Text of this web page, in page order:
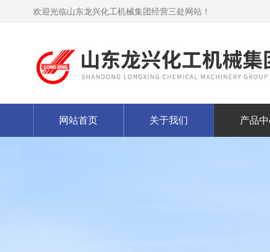
欢迎光临山东龙兴化工机械集团经营三处网站！
网站首页 关于我们 产品